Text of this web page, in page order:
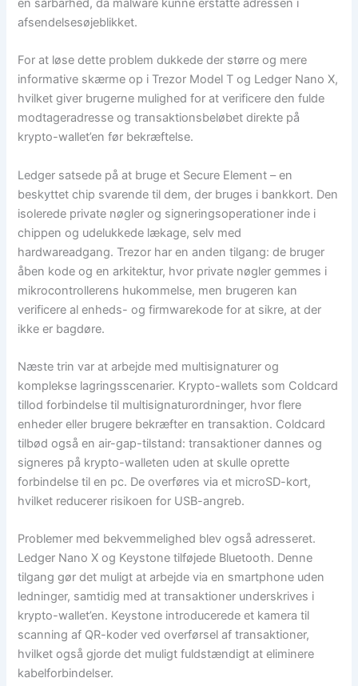
en sårbarhed, da malware kunne erstatte adressen i
afsendelsesøjeblikket.
For at løse dette problem dukkede der større og mere
informative skærme op i Trezor Model T og Ledger Nano X,
hvilket giver brugerne mulighed for at verificere den fulde
modtageradresse og transaktionsbeløbet direkte på
krypto-wallet’en før bekræftelse.
Ledger satsede på at bruge et Secure Element – ​​en
beskyttet chip svarende til dem, der bruges i bankkort. Den
isolerede private nøgler og signeringsoperationer inde i
chippen og udelukkede lækage, selv med
hardwareadgang. Trezor har en anden tilgang: de bruger
åben kode og en arkitektur, hvor private nøgler gemmes i
mikrocontrollerens hukommelse, men brugeren kan
verificere al enheds- og firmwarekode for at sikre, at der
ikke er bagdøre.
Næste trin var at arbejde med multisignaturer og
komplekse lagringsscenarier. Krypto-wallets som Coldcard
tillod forbindelse til multisignaturordninger, hvor flere
enheder eller brugere bekræfter en transaktion. Coldcard
tilbød også en air-gap-tilstand: transaktioner dannes og
signeres på krypto-walleten uden at skulle oprette
forbindelse til en pc. De overføres via et microSD-kort,
hvilket reducerer risikoen for USB-angreb.
Problemer med bekvemmelighed blev også adresseret.
Ledger Nano X og Keystone tilføjede Bluetooth. Denne
tilgang gør det muligt at arbejde via en smartphone uden
ledninger, samtidig med at transaktioner underskrives i
krypto-wallet’en. Keystone introducerede et kamera til
scanning af QR-koder ved overførsel af transaktioner,
hvilket også gjorde det muligt fuldstændigt at eliminere
kabelforbindelser.